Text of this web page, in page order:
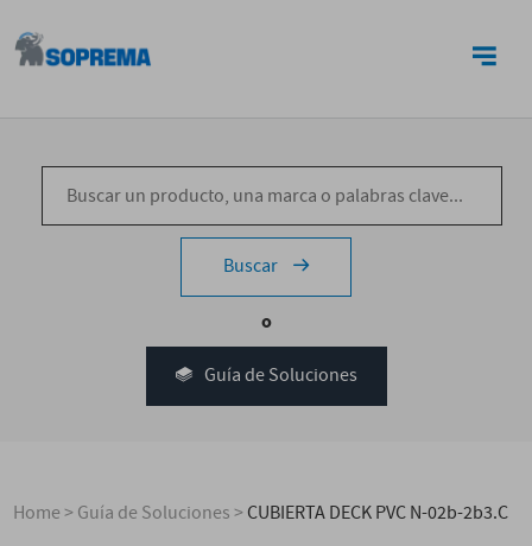
Buscar
o
Guía de Soluciones
Home>Guía de Soluciones>CUBIERTA DECK PVC N-02b-2b3.C